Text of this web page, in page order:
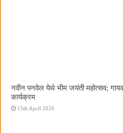
नवीन पनवेल येथे भीम जयंती महोत्सव;
कार्यक्रम
15th April 2026